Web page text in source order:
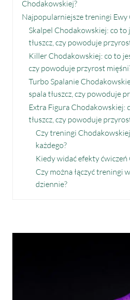
Chodakowskiej?
Najpopularniejsze treningi Ewy
Skalpel Chodakowskiej: co to
tłuszcz, czy powoduje
Killer Chodakowskiej: co to
czy powoduje przyrost
Turbo Spalanie
spala tłuszcz, czy powoduje
Extra Figura Chodakowskiej:
tłuszcz, czy powoduje
Czy treningi
każdego?
Kiedy widać efekty
Czy można łączyć treningi
dziennie?